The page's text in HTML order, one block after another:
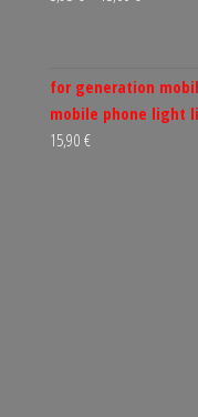
for generation
mobile phone light
15,90 €